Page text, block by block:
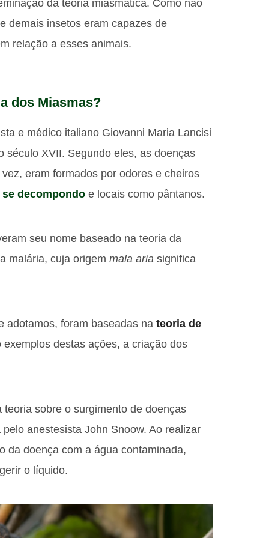
da teoria miasmática. Como não
demais insetos eram capazes de
relação a esses animais.
dos Miasmas?
e médico italiano Giovanni Maria Lancisi
século XVII. Segundo eles, as doenças
eram formados por odores e cheiros
decompondo e locais como pântanos.
seu nome baseado na teoria da
malária, cuja origem mala aria significa
adotamos, foram baseadas na teoria de
exemplos destas ações, a criação dos
sobre o surgimento de doenças
anestesista John Snoow. Ao realizar
da doença com a água contaminada,
o líquido.